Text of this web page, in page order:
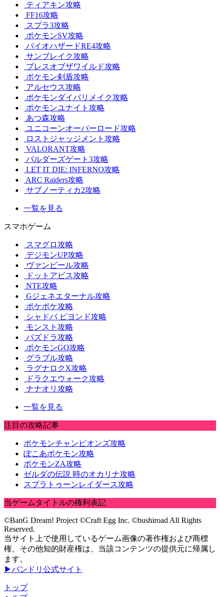
ティアキン攻略
FF16攻略
スプラ3攻略
ポケモンSV攻略
バイオハザードRE4攻略
サンブレイク攻略
ブレスオブザワイルド攻略
ポケモン剣盾攻略
アルセウス攻略
ポケモンダイパリメイク攻略
ポケモンユナイト攻略
あつ森攻略
ユニコーンオーバーロード攻略
ロストジャッジメント攻略
VALORANT攻略
バルダーズゲート3攻略
LET IT DIE: INFERNO攻略
ARC Raiders攻略
サブノーティカ2攻略
一覧を見る
スマホゲーム
スマグロ攻略
デジモンUP攻略
ヴァンピール攻略
ドットアビス攻略
NTE攻略
Gジェネエターナル攻略
ポケポケ攻略
シャドバ ビヨンド攻略
モンスト攻略
パズドラ攻略
ポケモンGO攻略
グラブル攻略
ラグナロクX攻略
ドラクエウォーク攻略
ナナオリ攻略
一覧を見る
注目の攻略記事
ポケモンチャンピオンズ攻略
ぽこあポケモン攻略
ポケモンZA攻略
ゼルダの伝説 時のオカリナ攻略
スプラトゥーンレイダース攻略
当ゲームタイトルの権利表記
©BanG Dream! Project ©Craft Egg Inc. ©bushiroad All Rights
Reserved.
当サイト上で使用しているゲーム画像の著作権および商標
権、その他知的財産権は、当該コンテンツの提供元に帰属し
ます。
▶バンドリ公式サイト
トップ